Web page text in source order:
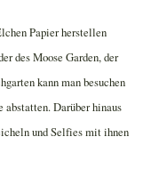
Papier herstellen
des Moose Garden, der
kann man besuchen
abstatten. Darüber hinaus
und Selfies mit ihnen